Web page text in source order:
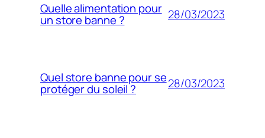
Quelle alimentation pour
un store banne ? 28/03/2023
Quel store banne pour se
protéger du soleil ? 28/03/2023